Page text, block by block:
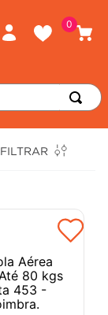
0
FILTRAR